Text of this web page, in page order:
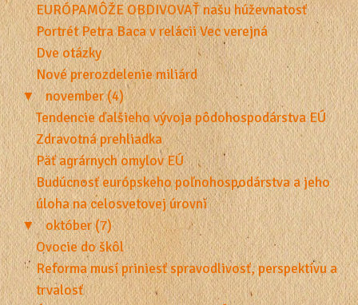
EURÓPAMÔŽE OBDIVOVAŤ našu húževnatosť
Portrét Petra Baca v relácii Vec verejná
Dve otázky
Nové prerozdelenie miliárd
▼
november (4)
Tendencie ďalšieho vývoja pôdohospodárstva EÚ
Zdravotná prehliadka
Päť agrárnych omylov EÚ
Budúcnosť európskeho poľnohospodárstva a jeho
úloha na celosvetovej úrovni
▼
október (7)
Ovocie do škôl
Reforma musí priniesť spravodlivosť, perspektívu a
trvalosť